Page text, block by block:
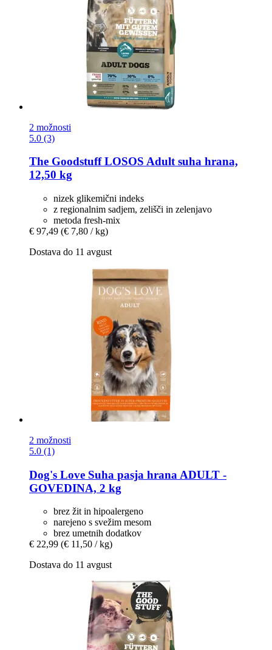
2 možnosti
5.0 (3)
The GoodstuffLOSOS Adult suha hrana,
12,50 kg
nizek glikemični indeks
z regionalnim sadjem, zelišči in zelenjavo
metoda fresh-mix
€ 97,49 (€ 7,80 / kg)
Dostava do 11 avgust
2 možnosti
5.0 (1)
Dog's Love Suha pasja hrana ADULT -​
GOVEDINA, 2 kg
brez žit in hipoalergeno
narejeno s svežim mesom
brez umetnih dodatkov
€ 22,99 (€ 11,50 / kg)
Dostava do 11 avgust